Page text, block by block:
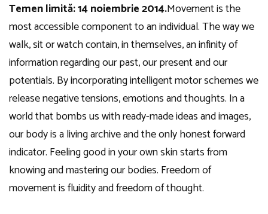
Temen limită: 14 noiembrie 2014.Movement is the
most accessible component to an individual. The way we
walk, sit or watch contain, in themselves, an infinity of
information regarding our past, our present and our
potentials. By incorporating intelligent motor schemes we
release negative tensions, emotions and thoughts. In a
world that bombs us with ready-made ideas and images,
our body is a living archive and the only honest forward
indicator. Feeling good in your own skin starts from
knowing and mastering our bodies. Freedom of
movement is fluidity and freedom of thought.